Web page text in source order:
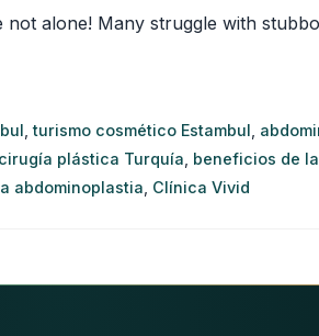
alone! Many struggle with
,turismo cosmético Estambul
cirugía plástica Turquía beneficios de
abdominoplastia Clínica Vivid